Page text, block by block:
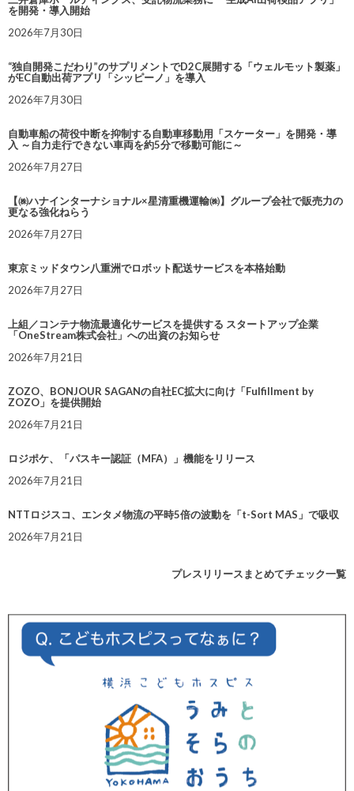
を開発・導入開始
2026年7月30日
“独自開発こだわり”のサプリメントでD2C展開する「ウェルモット製薬」
がEC自動出荷アプリ「シッピーノ」を導入
2026年7月30日
自動車船の荷役中断を抑制する自動車移動用「スケーター」を開発・導
入 ～自力走行できない車両を約5分で移動可能に～
2026年7月27日
【㈱ハナインターナショナル×星清重機運輸㈱】グループ会社で販売力の
更なる強化ねらう
2026年7月27日
東京ミッドタウン八重洲でロボット配送サービスを本格始動
2026年7月27日
上組／コンテナ物流最適化サービスを提供する スタートアップ企業
「OneStream株式会社」への出資のお知らせ
2026年7月21日
ZOZO、BONJOUR SAGANの自社EC拡大に向け「Fulfillment by
ZOZO」を提供開始
2026年7月21日
ロジポケ、「パスキー認証（MFA）」機能をリリース
2026年7月21日
NTTロジスコ、エンタメ物流の平時5倍の波動を「t-Sort MAS」で吸収
2026年7月21日
プレスリリースまとめてチェック一覧